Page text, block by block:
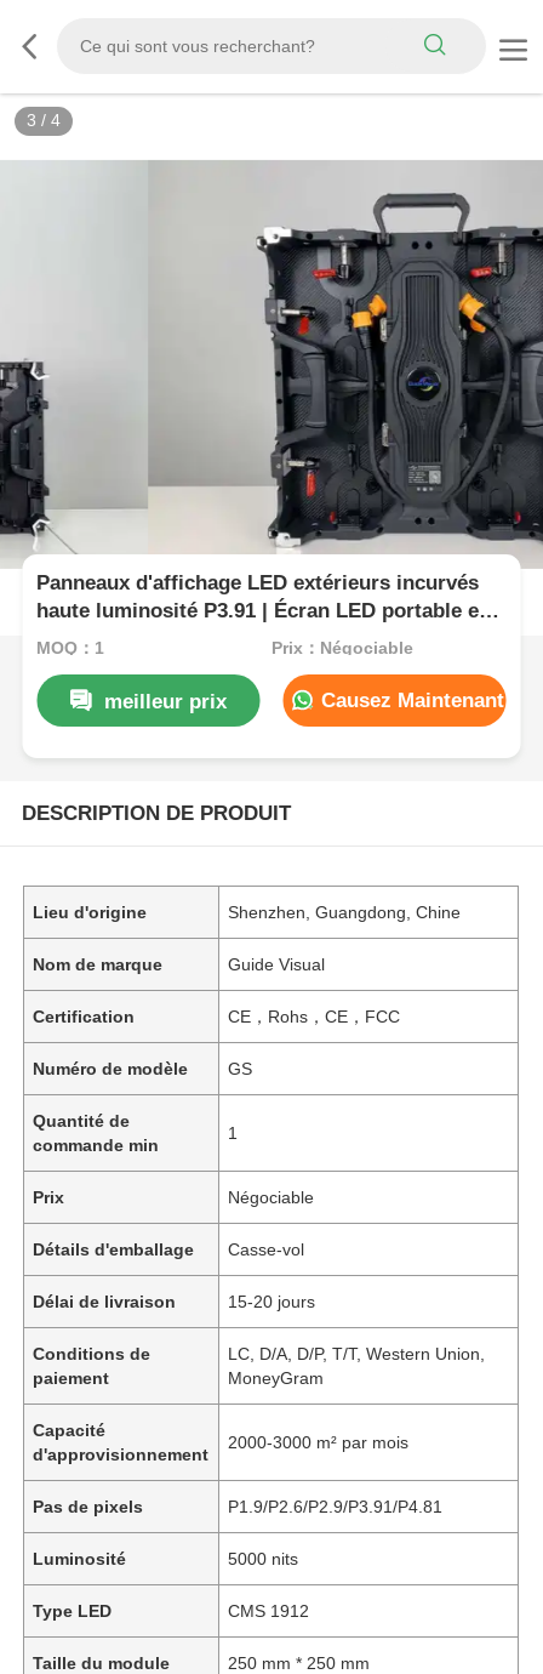
3 / 4
Panneaux d'affichage LED extérieurs incurvés
haute luminosité P3.91 | Écran LED portable et
mur LED pour événements professionnels
MOQ：1 Prix：Négociable
meilleur prix Causez Maintenant
DESCRIPTION DE PRODUIT
Lieu d'origine Shenzhen, Guangdong, Chine
Nom de marque Guide Visual
Certification CE，Rohs，CE，FCC
Numéro de modèle GS
Quantité de
commande min
1
Prix Négociable
Détails d'emballage Casse-vol
Délai de livraison 15-20 jours
Conditions de
paiement
LC, D/A, D/P, T/T, Western Union,
MoneyGram
Capacité
d'approvisionnement
2000-3000 m² par mois
Pas de pixels P1.9/P2.6/P2.9/P3.91/P4.81
Luminosité 5000 nits
Type LED CMS 1912
Taille du module 250 mm * 250 mm